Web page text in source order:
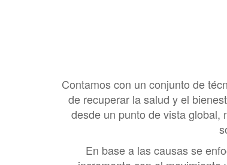
Contamos con un conjunto de
de recuperar la salud y el
desde un punto de vista global,
En base a las causas se